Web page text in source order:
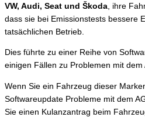
VW, Audi, Seat und Škoda , ihre
dass sie bei Emissionstests bessere
tatsächlichen Betrieb.
Dies führte zu einer Reihe von
einigen Fällen zu Problemen mit dem
Wenn Sie ein Fahrzeug dieser
Softwareupdate Probleme mit dem
Sie einen Kulanzantrag beim